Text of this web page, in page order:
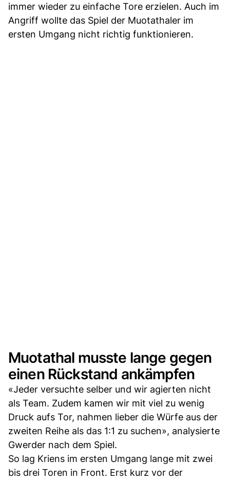
immer wieder zu einfache Tore erzielen. Auch im
Angriff wollte das Spiel der Muotathaler im
ersten Umgang nicht richtig funktionieren.
Muotathal musste lange gegen
einen Rückstand ankämpfen
«Jeder versuchte selber und wir agierten nicht
als Team. Zudem kamen wir mit viel zu wenig
Druck aufs Tor, nahmen lieber die Würfe aus der
zweiten Reihe als das 1:1 zu suchen», analysierte
Gwerder nach dem Spiel.
So lag Kriens im ersten Umgang lange mit zwei
bis drei Toren in Front. Erst kurz vor der